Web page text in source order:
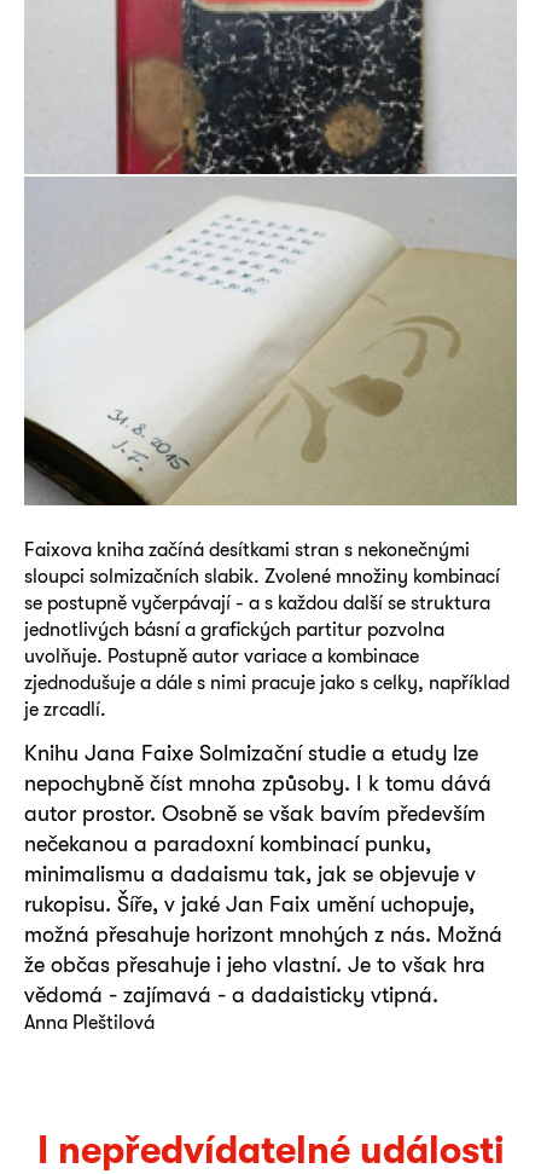
Faixova kniha začíná desítkami stran s nekonečnými
sloupci solmizačních slabik. Zvolené množiny kombinací
se postupně vyčerpávají - a s každou další se struktura
jednotlivých básní a grafických partitur pozvolna
uvolňuje. Postupně autor variace a kombinace
zjednodušuje a dále s nimi pracuje jako s celky, například
je zrcadlí.
Knihu Jana Faixe Solmizační studie a etudy lze
nepochybně číst mnoha způsoby. I k tomu dává
autor prostor. Osobně se však bavím především
nečekanou a paradoxní kombinací punku,
minimalismu a dadaismu tak, jak se objevuje v
rukopisu. Šíře, v jaké Jan Faix umění uchopuje,
možná přesahuje horizont mnohých z nás. Možná
že občas přesahuje i jeho vlastní. Je to však hra
vědomá - zajímavá - a dadaisticky vtipná.
Anna Pleštilová
I nepředvídatelné události